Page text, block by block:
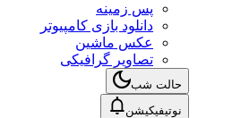
پس زمینه
دانلود بازی کامپیوتر
عکس ماشین
تصاویر گرافیکی
حالت شب
نوتیفیکیشن